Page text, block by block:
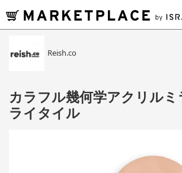
Reish.co
カラフル幾何学アクリルミ
ライタイル